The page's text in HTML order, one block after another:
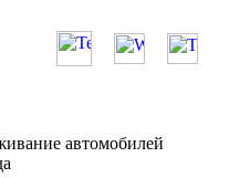
автомобилей